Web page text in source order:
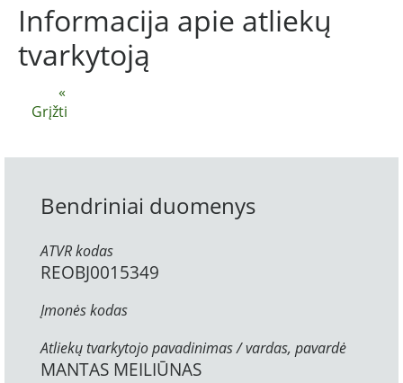
«
Grįžti
Informacija apie atliekų
tvarkytoją
Bendriniai duomenys
ATVR kodas
REOBJ0015349
Įmonės kodas
Atliekų tvarkytojo pavadinimas / vardas, pavardė
MANTAS MEILIŪNAS